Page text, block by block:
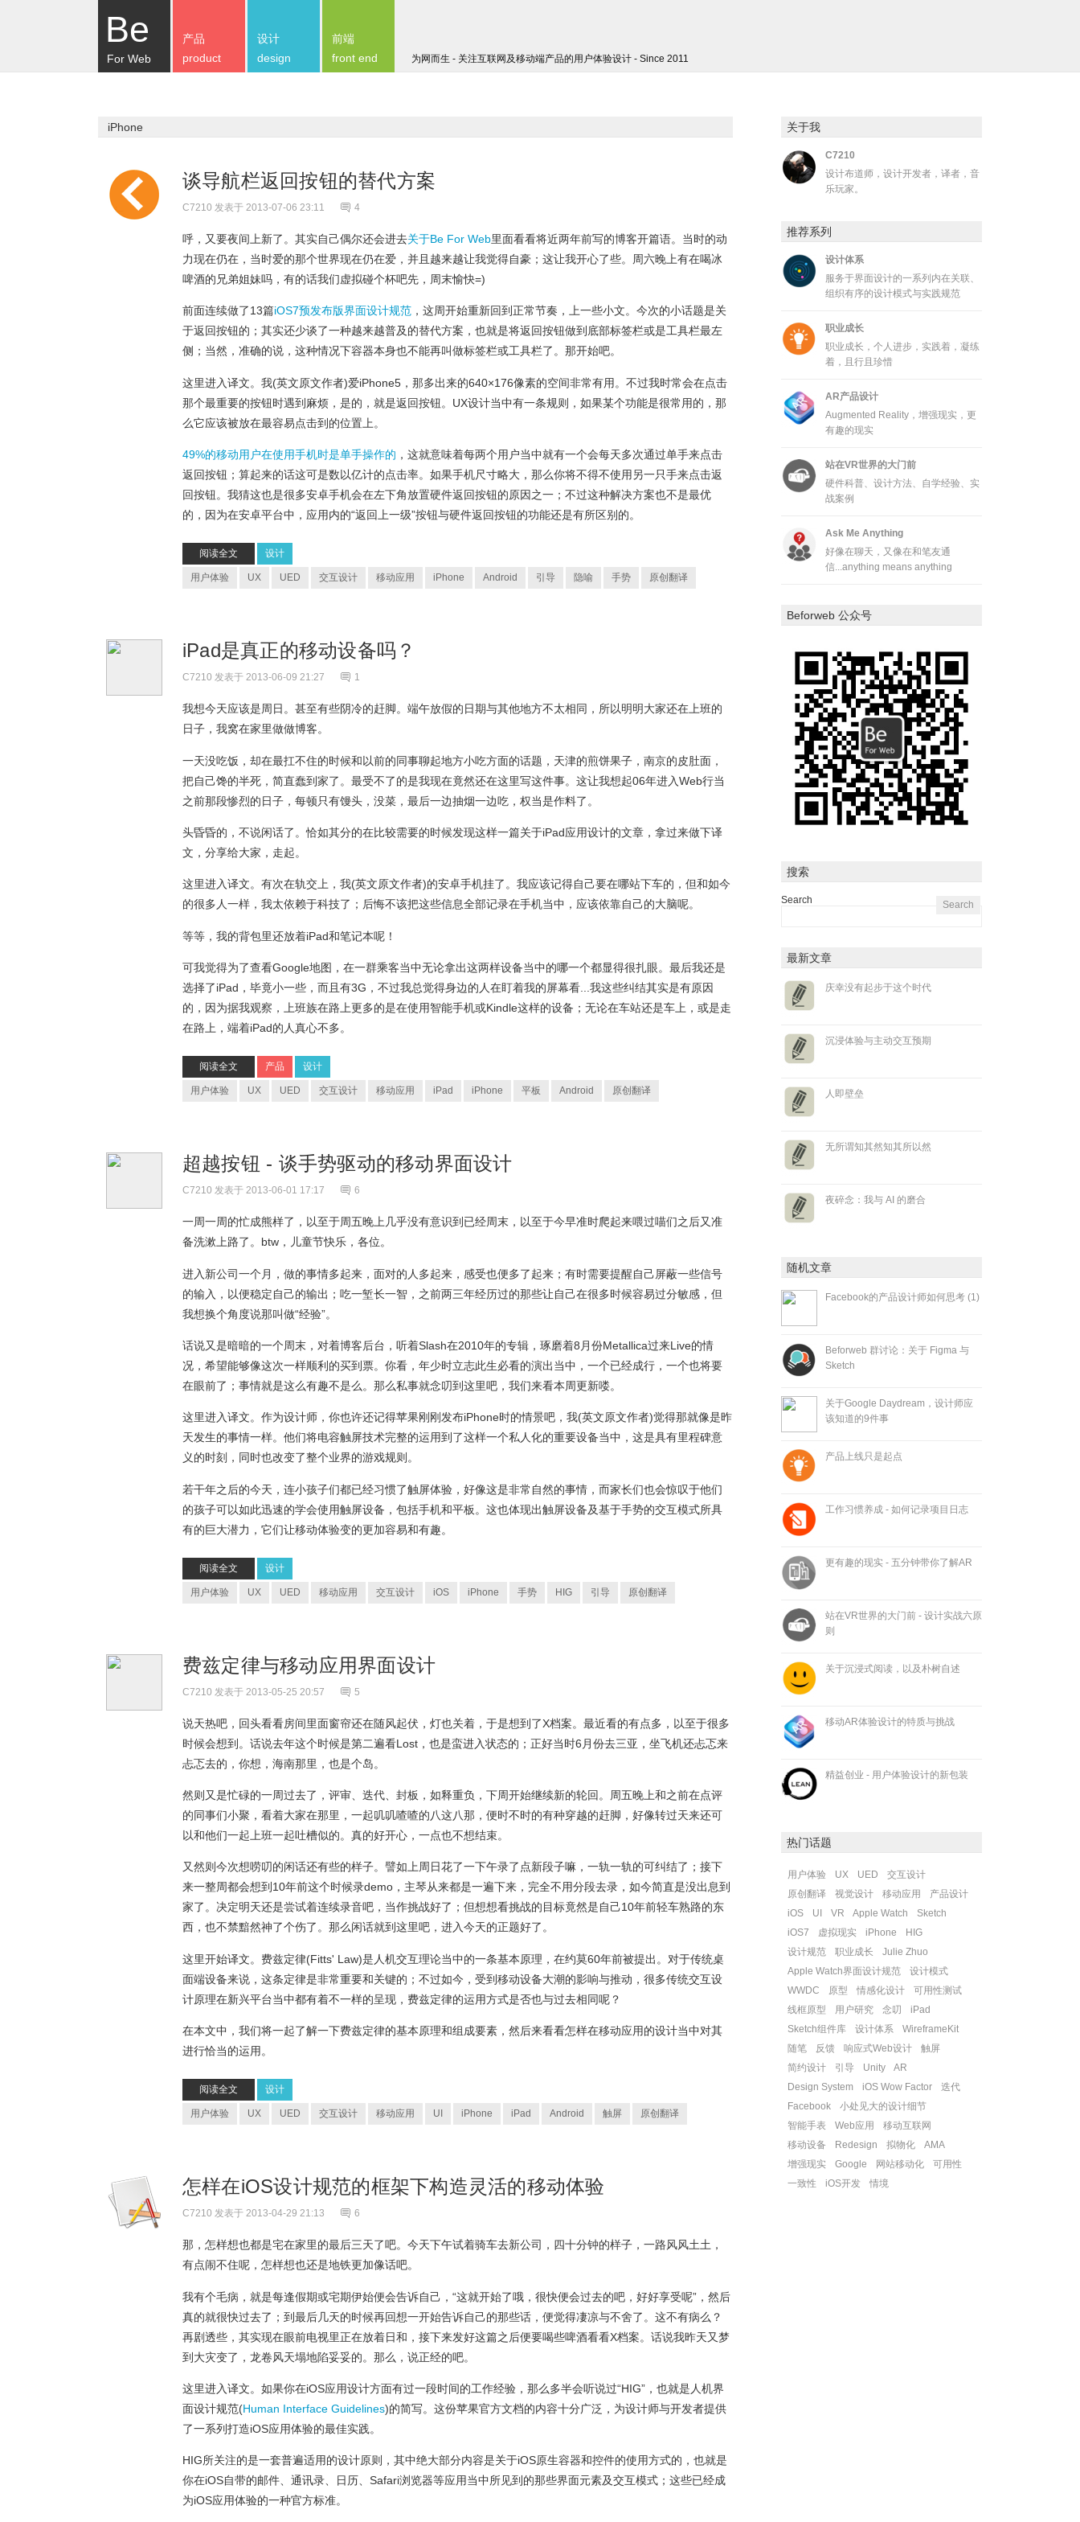
Be
For Web 为网而生 - 关注互联网及移动端产品的用户体验设计 - Since 2011
产品
product
设计
design
前端
front end
iPhone
谈导航栏返回按钮的替代方案
C7210 发表于 2013-07-06 23:11 4
呼，又要夜间上新了。其实自己偶尔还会进去关于Be For Web里面看看将近两年前写的博客开篇语。当时的动
力现在仍在，当时爱的那个世界现在仍在爱，并且越来越让我觉得自豪；这让我开心了些。周六晚上有在喝冰
啤酒的兄弟姐妹吗，有的话我们虚拟碰个杯吧先，周末愉快=)
前面连续做了13篇iOS7预发布版界面设计规范 ，这周开始重新回到正常节奏，上一些小文。今次的小话题是关
于返回按钮的；其实还少谈了一种越来越普及的替代方案，也就是将返回按钮做到底部标签栏或是工具栏最左
侧；当然，准确的说，这种情况下容器本身也不能再叫做标签栏或工具栏了。那开始吧。
这里进入译文。我(英文原文作者)爱iPhone5，那多出来的640×176像素的空间非常有用。不过我时常会在点击
那个最重要的按钮时遇到麻烦，是的，就是返回按钮。UX设计当中有一条规则，如果某个功能是很常用的，那
么它应该被放在最容易点击到的位置上。
49%的移动用户在使用手机时是单手操作的 ，这就意味着每两个用户当中就有一个会每天多次通过单手来点击
返回按钮；算起来的话这可是数以亿计的点击率。如果手机尺寸略大，那么你将不得不使用另一只手来点击返
回按钮。我猜这也是很多安卓手机会在左下角放置硬件返回按钮的原因之一；不过这种解决方案也不是最优
的，因为在安卓平台中，应用内的“返回上一级”按钮与硬件返回按钮的功能还是有所区别的。
阅读全文 设计
用户体验 UX UED 交互设计 移动应用 iPhone Android 引导 隐喻 手势 原创翻译
iPad是真正的移动设备吗？
C7210 发表于 2013-06-09 21:27 1
我想今天应该是周日。甚至有些阴冷的赶脚。端午放假的日期与其他地方不太相同，所以明明大家还在上班的
日子，我窝在家里做做博客。
一天没吃饭，却在最扛不住的时候和以前的同事聊起地方小吃方面的话题，天津的煎饼果子，南京的皮肚面，
把自己馋的半死，简直蠢到家了。最受不了的是我现在竟然还在这里写这件事。这让我想起06年进入Web行当
之前那段惨烈的日子，每顿只有馒头，没菜，最后一边抽烟一边吃，权当是作料了。
头昏昏的，不说闲话了。恰如其分的在比较需要的时候发现这样一篇关于iPad应用设计的文章，拿过来做下译
文，分享给大家，走起。
这里进入译文。有次在轨交上，我(英文原文作者)的安卓手机挂了。我应该记得自己要在哪站下车的，但和如今
的很多人一样，我太依赖于科技了；后悔不该把这些信息全部记录在手机当中，应该依靠自己的大脑呢。
等等，我的背包里还放着iPad和笔记本呢！
可我觉得为了查看Google地图，在一群乘客当中无论拿出这两样设备当中的哪一个都显得很扎眼。最后我还是
选择了iPad，毕竟小一些，而且有3G，不过我总觉得身边的人在盯着我的屏幕看...我这些纠结其实是有原因
的，因为据我观察，上班族在路上更多的是在使用智能手机或Kindle这样的设备；无论在车站还是车上，或是走
在路上，端着iPad的人真心不多。
阅读全文 产品 设计
用户体验 UX UED 交互设计 移动应用 iPad iPhone 平板 Android 原创翻译
超越按钮 - 谈手势驱动的移动界面设计
C7210 发表于 2013-06-01 17:17 6
一周一周的忙成熊样了，以至于周五晚上几乎没有意识到已经周末，以至于今早准时爬起来喂过喵们之后又准
备洗漱上路了。btw，儿童节快乐，各位。
进入新公司一个月，做的事情多起来，面对的人多起来，感受也便多了起来；有时需要提醒自己屏蔽一些信号
的输入，以便稳定自己的输出；吃一堑长一智，之前两三年经历过的那些让自己在很多时候容易过分敏感，但
我想换个角度说那叫做“经验”。
话说又是暗暗的一个周末，对着博客后台，听着Slash在2010年的专辑，琢磨着8月份Metallica过来Live的情
况，希望能够像这次一样顺利的买到票。你看，年少时立志此生必看的演出当中，一个已经成行，一个也将要
在眼前了；事情就是这么有趣不是么。那么私事就念叨到这里吧，我们来看本周更新喽。
这里进入译文。作为设计师，你也许还记得苹果刚刚发布iPhone时的情景吧，我(英文原文作者)觉得那就像是昨
天发生的事情一样。他们将电容触屏技术完整的运用到了这样一个私人化的重要设备当中，这是具有里程碑意
义的时刻，同时也改变了整个业界的游戏规则。
若干年之后的今天，连小孩子们都已经习惯了触屏体验，好像这是非常自然的事情，而家长们也会惊叹于他们
的孩子可以如此迅速的学会使用触屏设备，包括手机和平板。这也体现出触屏设备及基于手势的交互模式所具
有的巨大潜力，它们让移动体验变的更加容易和有趣。
阅读全文 设计
用户体验 UX UED 移动应用 交互设计 iOS iPhone 手势 HIG 引导 原创翻译
费兹定律与移动应用界面设计
C7210 发表于 2013-05-25 20:57 5
说天热吧，回头看看房间里面窗帘还在随风起伏，灯也关着，于是想到了X档案。最近看的有点多，以至于很多
时候会想到。话说去年这个时候是第二遍看Lost，也是蛮进入状态的；正好当时6月份去三亚，坐飞机还忐忑来
忐忑去的，你想，海南那里，也是个岛。
然则又是忙碌的一周过去了，评审、迭代、封板，如释重负，下周开始继续新的轮回。周五晚上和之前在点评
的同事们小聚，看着大家在那里，一起叽叽喳喳的八这八那，便时不时的有种穿越的赶脚，好像转过天来还可
以和他们一起上班一起吐槽似的。真的好开心，一点也不想结束。
又然则今次想唠叨的闲话还有些的样子。譬如上周日花了一下午录了点新段子嘛，一轨一轨的可纠结了；接下
来一整周都会想到10年前这个时候录demo，主琴从来都是一遍下来，完全不用分段去录，如今简直是没出息到
家了。决定明天还是尝试着连续录音吧，当作挑战好了；但想想看挑战的目标竟然是自己10年前轻车熟路的东
西，也不禁黯然神了个伤了。那么闲话就到这里吧，进入今天的正题好了。
这里开始译文。费兹定律(Fitts' Law)是人机交互理论当中的一条基本原理，在约莫60年前被提出。对于传统桌
面端设备来说，这条定律是非常重要和关键的；不过如今，受到移动设备大潮的影响与推动，很多传统交互设
计原理在新兴平台当中都有着不一样的呈现，费兹定律的运用方式是否也与过去相同呢？
在本文中，我们将一起了解一下费兹定律的基本原理和组成要素，然后来看看怎样在移动应用的设计当中对其
进行恰当的运用。
阅读全文 设计
用户体验 UX UED 交互设计 移动应用 UI iPhone iPad Android 触屏 原创翻译
怎样在iOS设计规范的框架下构造灵活的移动体验
C7210 发表于 2013-04-29 21:13 6
那，怎样想也都是宅在家里的最后三天了吧。今天下午试着骑车去新公司，四十分钟的样子，一路风风土土，
有点闹不住呢，怎样想也还是地铁更加像话吧。
我有个毛病，就是每逢假期或宅期伊始便会告诉自己，“这就开始了哦，很快便会过去的吧，好好享受呢”，然后
真的就很快过去了；到最后几天的时候再回想一开始告诉自己的那些话，便觉得凄凉与不舍了。这不有病么？
再剧透些，其实现在眼前电视里正在放着日和，接下来发好这篇之后便要喝些啤酒看看X档案。话说我昨天又梦
到大灾变了，龙卷风天塌地陷妥妥的。那么，说正经的吧。
这里进入译文。如果你在iOS应用设计方面有过一段时间的工作经验，那么多半会听说过“HIG”，也就是人机界
面设计规范(Human Interface Guidelines)的简写。这份苹果官方文档的内容十分广泛，为设计师与开发者提供
了一系列打造iOS应用体验的最佳实践。
HIG所关注的是一套普遍适用的设计原则，其中绝大部分内容是关于iOS原生容器和控件的使用方式的，也就是
你在iOS自带的邮件、通讯录、日历、Safari浏览器等应用当中所见到的那些界面元素及交互模式；这些已经成
为iOS应用体验的一种官方标准。
关于我
C7210
设计布道师，设计开发者，译者，音
乐玩家。
推荐系列
设计体系
服务于界面设计的一系列内在关联、
组织有序的设计模式与实践规范
职业成长
职业成长，个人进步，实践着，凝练
着，且行且珍惜
AR产品设计
Augmented Reality，增强现实，更
有趣的现实
站在VR世界的大门前
硬件科普、设计方法、自学经验、实
战案例
Ask Me Anything
好像在聊天，又像在和笔友通
信...anything means anything
Beforweb 公众号
搜索
Search
最新文章
庆幸没有起步于这个时代
沉浸体验与主动交互预期
人即壁垒
无所谓知其然知其所以然
夜碎念：我与 AI 的磨合
随机文章
Facebook的产品设计师如何思考 (1)
Beforweb 群讨论：关于 Figma 与
Sketch
关于Google Daydream，设计师应
该知道的9件事
产品上线只是起点
工作习惯养成 - 如何记录项目日志
更有趣的现实 - 五分钟带你了解AR
站在VR世界的大门前 - 设计实战六原
则
关于沉浸式阅读，以及朴树自述
移动AR体验设计的特质与挑战
精益创业 - 用户体验设计的新包装
热门话题
用户体验 UX UED
交互设计
原创翻译
视觉设计 移动应用
产品设计
iOS
UI VR Apple Watch
Sketch
iOS7
虚拟现实 iPhone
HIG
设计规范
职业成长
Julie Zhuo
Apple Watch界面设计规范
设计模式
WWDC
原型 情感化设计
可用性测试
线框原型
用户研究 念叨
iPad
Sketch组件库
设计体系
WireframeKit
随笔
反馈 响应式Web设计
触屏
简约设计
引导 Unity
AR
Design System
iOS Wow Factor
迭代
Facebook
小处见大的设计细节
智能手表
Web应用
移动互联网
移动设备
Redesign 拟物化
AMA
增强现实
Google 网站移动化
可用性
一致性
iOS开发 情境